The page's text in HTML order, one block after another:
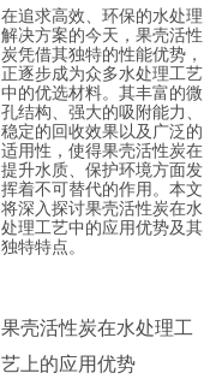
在追求高效、环保的水处理
解决方案的今天，果壳活性
炭凭借其独特的性能优势，
正逐步成为众多水处理工艺
中的优选材料。其丰富的微
孔结构、强大的吸附能力、
稳定的回收效果以及广泛的
适用性，使得果壳活性炭在
提升水质、保护环境方面发
挥着不可替代的作用。本文
将深入探讨果壳活性炭在水
处理工艺中的应用优势及其
独特特点。
果壳活性炭在水处理工
艺上的应用优势